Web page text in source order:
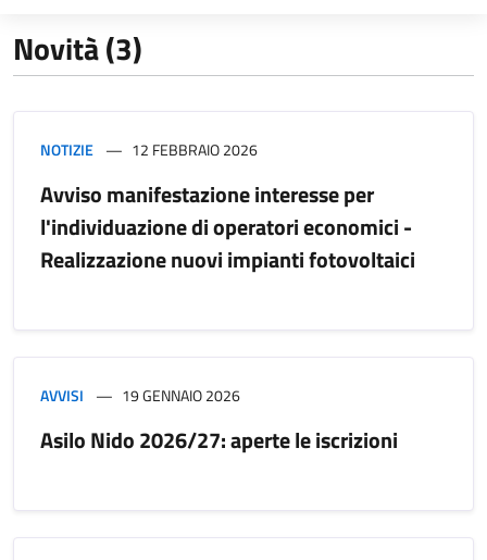
Novità (3)
NOTIZIE 12 FEBBRAIO 2026
Avviso manifestazione interesse per
l'individuazione di operatori economici -
Realizzazione nuovi impianti fotovoltaici
AVVISI 19 GENNAIO 2026
Asilo Nido 2026/27: aperte le iscrizioni